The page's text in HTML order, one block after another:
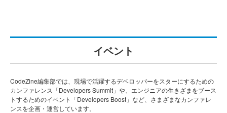
イベント
CodeZine編集部では、現場で活躍するデベロッパーをスターにするための
カンファレンス「Developers Summit」や、エンジニアの生きざまをブース
トするためのイベント「Developers Boost」など、さまざまなカンファレ
ンスを企画・運営しています。